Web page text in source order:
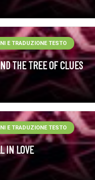
THE TREE OF CLUES
E TRADUZIONE TESTO
IN LOVE
E TRADUZIONE TESTO